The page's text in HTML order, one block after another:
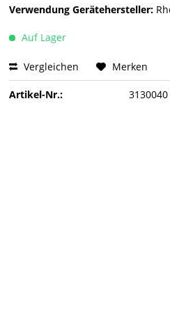
Verwendung Gerätehersteller:
Auf Lager
Vergleichen Merken
Artikel-Nr.: 3130040